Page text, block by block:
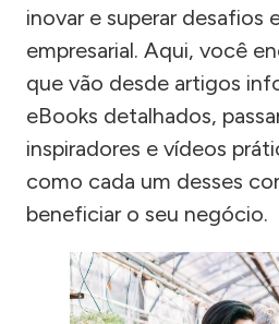
inovar e superar desafios
empresarial. Aqui, você
que vão desde artigos
eBooks detalhados,
inspiradores e vídeos
como cada um desses
beneficiar o seu negócio.